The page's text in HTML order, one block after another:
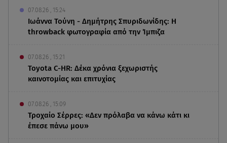
07.08.26 , 15:24
Ιωάννα Τούνη - Δημήτρης Σπυριδωνίδης: Η
throwback φωτογραφία από την Ίμπιζα
07.08.26 , 15:21
Toyota C-HR: Δέκα χρόνια ξεχωριστής
καινοτομίας και επιτυχίας
07.08.26 , 15:09
Τροχαίο Σέρρες: «Δεν πρόλαβα να κάνω κάτι κι
έπεσε πάνω μου»